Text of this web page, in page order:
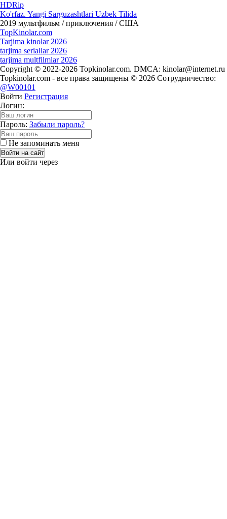
HDRip
Ko'rfaz. Yangi Sarguzashtlari Uzbek Tilida
2019 мультфильм / приключения / США
TopKinolar.com
Tarjima kinolar 2026
tarjima seriallar 2026
tarjima multfilmlar 2026
Copyright © 2022-2026 Topkinolar.com. DMCA: kinolar@internet.ru
Topkinolar.com - все права защищены © 2026 Сотрудничество:
@W00101
Войти Регистрация
Логин:
Пароль: Забыли пароль?
Не запоминать меня
Войти на сайт
Или войти через